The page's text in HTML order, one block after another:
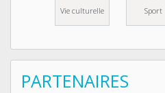
Vie culturelle Sport
PARTENAIRES